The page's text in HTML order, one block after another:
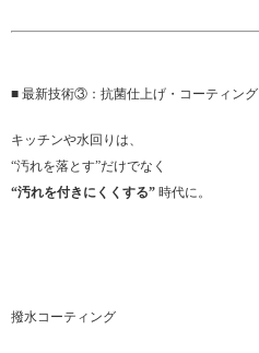
■ 最新技術③：抗菌仕上げ・コーティング
キッチンや水回りは、
“汚れを落とす”だけでなく
“汚れを付きにくくする” 時代に。
撥水コーティング